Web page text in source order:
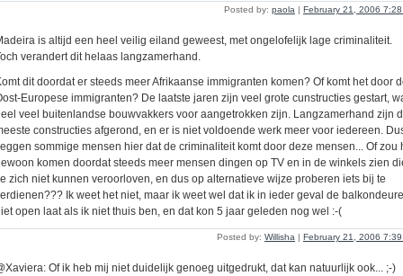
Posted by: paola | February 21, 2006 7:28
is altijd een heel veilig eiland geweest, met ongelofelijk lage criminaliteit.
verandert dit helaas langzamerhand.
dit doordat er steeds meer Afrikaanse immigranten komen? Of komt het door
Europese immigranten? De laatste jaren zijn veel grote cunstructies gestart,
veel buitenlandse bouwvakkers voor aangetrokken zijn. Langzamerhand zijn
constructies afgerond, en er is niet voldoende werk meer voor iedereen.
sommige mensen hier dat de criminaliteit komt door deze mensen... Of zou
komen doordat steeds meer mensen dingen op TV en in de winkels zien
zich niet kunnen veroorloven, en dus op alternatieve wijze proberen iets bij te
Ik weet het niet, maar ik weet wel dat ik in ieder geval de
open laat als ik niet thuis ben, en dat kon 5 jaar geleden nog wel :-(
Posted by: Willisha | February 21, 2006 7:39
Of ik heb mij niet duidelijk genoeg uitgedrukt, dat kan natuurlijk ook... ;-)